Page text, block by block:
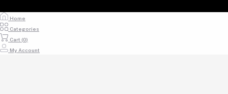
Home
Categories
Cart (0)
My Account